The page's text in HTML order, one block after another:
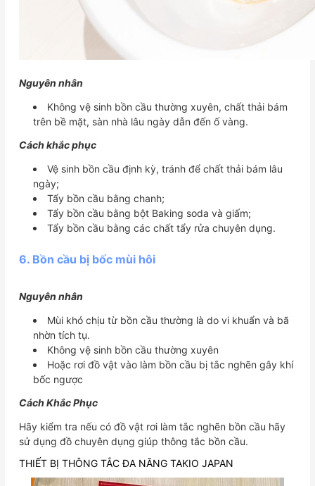
Nguyên nhân
Không vệ sinh bồn cầu thường xuyên, chất thải bám
trên bề mặt, sàn nhà lâu ngày dẫn đến ố vàng.
Cách khắc phục
Vệ sinh bồn cầu định kỳ, tránh để chất thải bám lâu
ngày;
Tẩy bồn cầu bằng chanh;
Tẩy bồn cầu bằng bột Baking soda và giấm;
Tẩy bồn cầu bằng các chất tẩy rửa chuyên dụng.
6. Bồn cầu bị bốc mùi hôi
Nguyên nhân
Mùi khó chịu từ bồn cầu thường là do vi khuẩn và bã
nhờn tích tụ.
Không vệ sinh bồn cầu thường xuyên
Hoặc rơi đồ vật vào làm bồn cầu bị tắc nghẽn gây khí
bốc ngược
Cách Khắc Phục
Hãy kiểm tra nếu có đồ vật rơi làm tắc nghẽn bồn cầu hãy
sử dụng đồ chuyên dụng giúp thông tắc bồn cầu.
THIẾT BỊ THÔNG TẮC ĐA NĂNG TAKIO JAPAN